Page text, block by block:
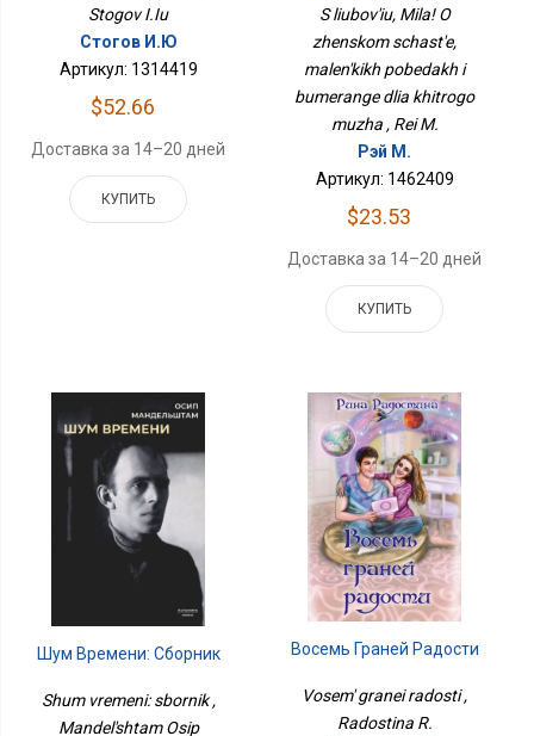
Stogov I.Iu
Стогов И.Ю
Артикул: 1314419
$52.66
Доставка за 14–20 дней
КУПИТЬ
Маленьких Победах И
Бумеранге Для Хитрого
Мужа
S liubov'iu, Mila! O
zhenskom schast'e,
malen'kikh pobedakh i
bumerange dlia khitrogo
muzha , Rei M.
Рэй М.
Артикул: 1462409
$23.53
Доставка за 14–20 дней
КУПИТЬ
Шум Времени: Сборник
Shum vremeni: sbornik ,
Mandel'shtam Osip
Восемь Граней Радости
Vosem' granei radosti ,
Radostina R.